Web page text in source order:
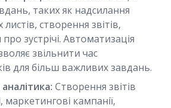
таких як надсилання
створення звітів,
зустрічі. Автоматизація
звільнити час
для більш важливих завдань.
аналітика: Створення звітів
кампанії,